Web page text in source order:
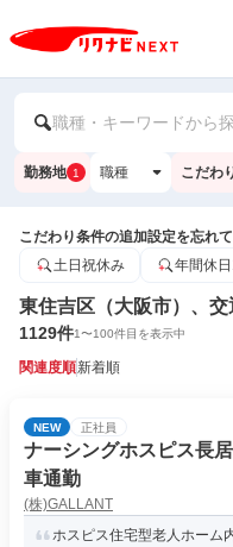
職種・キーワードから
勤務地 1 職種 こだわ
こだわり条件の追加設定を忘れ
土日祝休み
年間休
東住吉区（大阪市）、
1129件1〜100件目を表示中
関連度順新着順
NEW 正社員
ナーシングホスピス
車通勤
(株)GALLANT
ホスピス住宅型老人ホーム